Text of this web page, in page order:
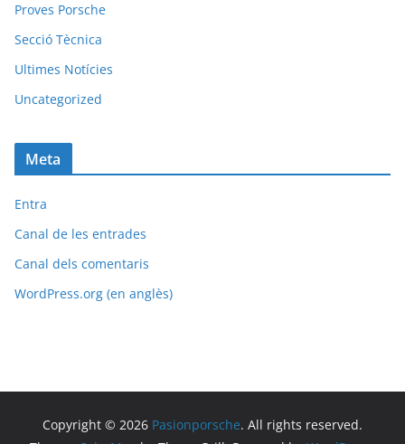
Proves Porsche
Secció Tècnica
Ultimes Notícies
Uncategorized
Meta
Entra
Canal de les entrades
Canal dels comentaris
WordPress.org (en anglès)
Copyright © 2026 Pasionporsche. All rights reserved.